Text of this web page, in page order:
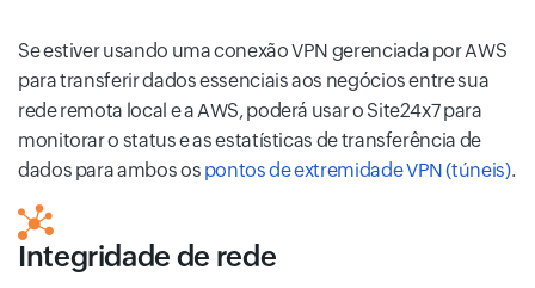
Se estiver usando uma conexão VPN gerenciada por AWS
para transferir dados essenciais aos negócios entre sua
rede remota local e a AWS, poderá usar o Site24x7 para
monitorar o status e as estatísticas de transferência de
dados para ambos os pontos de extremidade VPN (túneis).
Integridade de rede